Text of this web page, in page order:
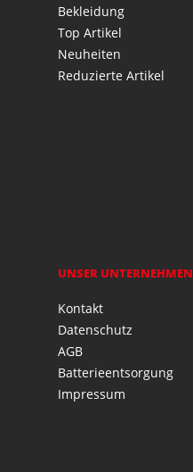
Bekleidung
Top Artikel
Neuheiten
Reduzierte Artikel
UNSER UNTERNEHMEN
Kontakt
Datenschutz
AGB
Batterieentsorgung
Impressum